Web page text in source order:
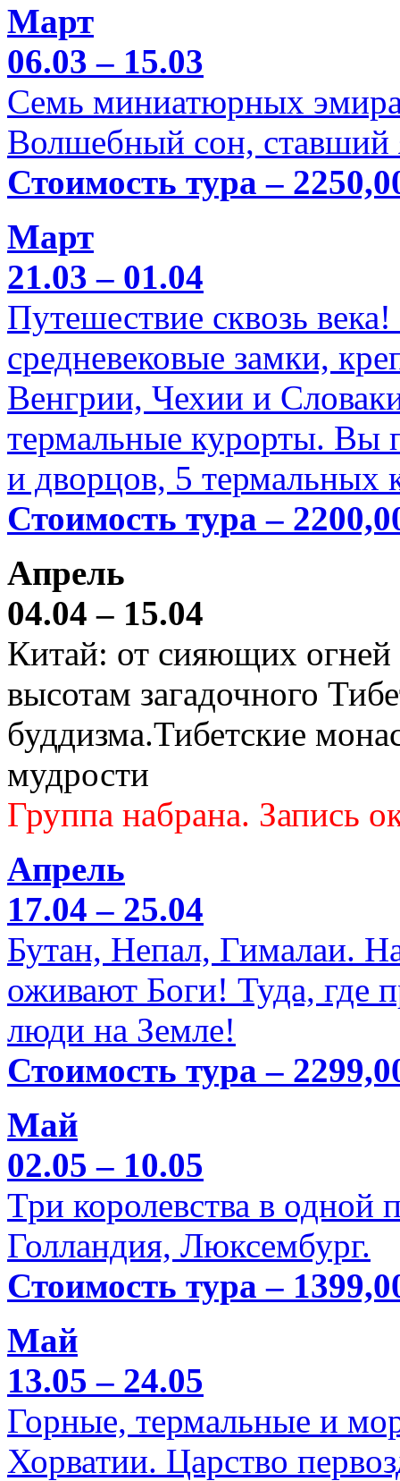
Март
06.03 – 15.03
Семь миниатюрных
Волшебный сон, ставший
Стоимость тура –
Март
21.03 – 01.04
Путешествие сквозь
средневековые замки,
Венгрии, Чехии и
термальные курорты. Вы
и дворцов, 5 термальных
Стоимость тура –
Апрель
04.04 – 15.04
Китай: от сияющих
высотам загадочного
буддизма.Тибетские
мудрости
Группа набрана. Запись
Апрель
17.04 – 25.04
Бутан, Непал, Гималаи.
оживают Боги! Туда, где
люди на Земле!
Стоимость тура –
Май
02.05 – 10.05
Три королевства в одной
Голландия, Люксембург.
Стоимость тура –
Май
13.05 – 24.05
Горные, термальные и
Хорватии. Царство